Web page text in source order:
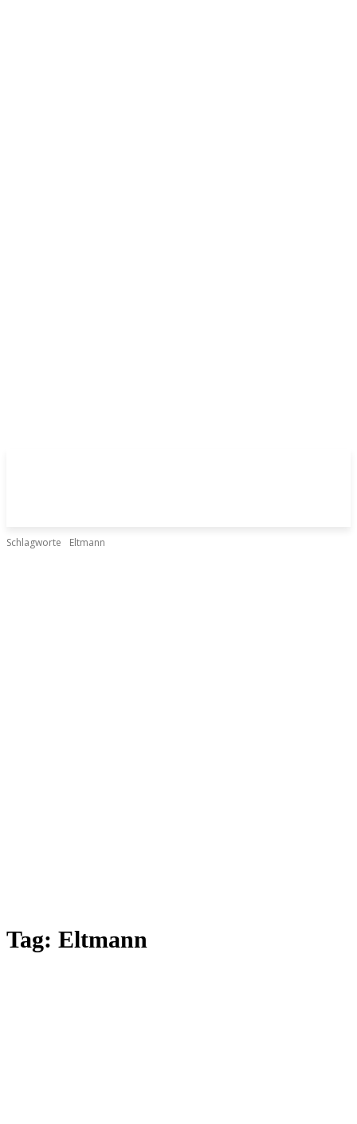
Schlagworte Eltmann
Tag: Eltmann